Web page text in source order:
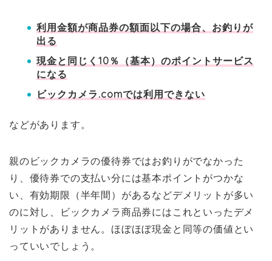
利用金額が商品券の額面以下の場合、お釣りが
出る
現金と同じく10％（基本）のポイントサービス
になる
ビックカメラ.comでは利用できない
などがあります。
親のビックカメラの優待券ではお釣りがでなかった
り、優待券での支払い分には基本ポイントがつかな
い、有効期限（半年間）があるなどデメリットが多い
のに対し、ビックカメラ商品券にはこれといったデメ
リットがありません。ほぼほぼ現金と同等の価値とい
っていいでしょう。